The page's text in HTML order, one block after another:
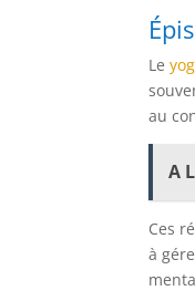
Le
au
A
Ces
à